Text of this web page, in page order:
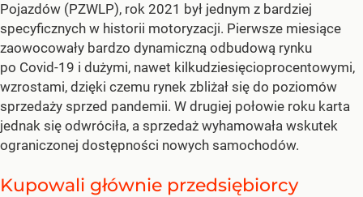
Pojazdów (PZWLP), rok 2021 był jednym z bardziej
specyficznych w historii motoryzacji. Pierwsze miesiące
zaowocowały bardzo dynamiczną odbudową rynku
po Covid-19 i dużymi, nawet kilkudziesięcioprocentowymi,
wzrostami, dzięki czemu rynek zbliżał się do poziomów
sprzedaży sprzed pandemii. W drugiej połowie roku karta
jednak się odwróciła, a sprzedaż wyhamowała wskutek
ograniczonej dostępności nowych samochodów.
Kupowali głównie przedsiębiorcy